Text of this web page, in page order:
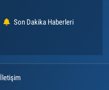
Son Dakika Haberleri
İletişim